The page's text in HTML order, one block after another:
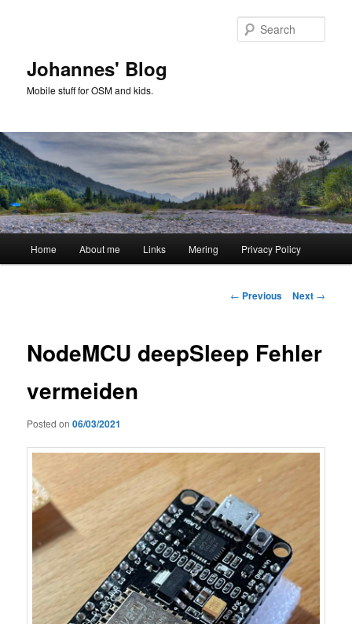
Johannes' Blog
Mobile stuff for OSM and kids.
Home About me Links Mering Privacy Policy
Post
← Previous Next →
NodeMCU deepSleep Fehler
vermeiden
Posted on06/03/2021